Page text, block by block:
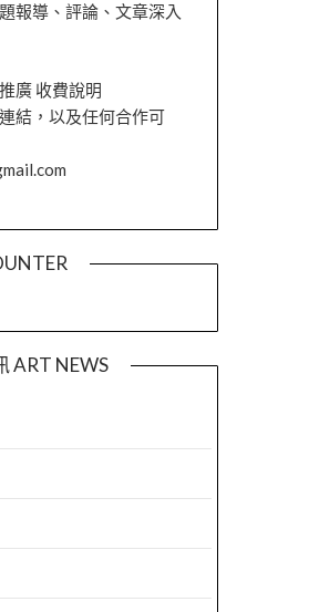
報導、評論、文章深入
廣 收費說明
結，以及任何合作可
ART NEWS